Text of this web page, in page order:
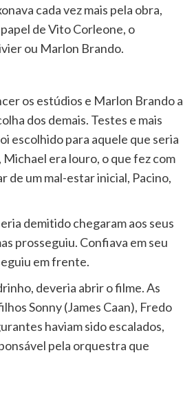
cada vez mais pela obra,
de Vito Corleone, o
ou Marlon Brando.
os estúdios e Marlon Brando a
dos demais. Testes e mais
escolhido para aquele que seria
era louro, o que fez com
de um mal-estar inicial, Pacino,
demitido chegaram aos seus
prosseguiu. Confiava em seu
em frente.
deveria abrir o filme. As
Sonny (James Caan), Fredo
haviam sido escalados,
pela orquestra que